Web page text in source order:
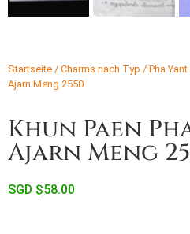
Startseite / Charms nach Typ / Pha
Ajarn Meng 2550
Khun Paen
Ajarn Meng
SGD $58.00